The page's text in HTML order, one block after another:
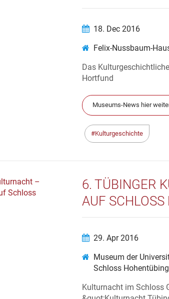
18. Dec 2016
Felix-Nussbaum-
Das
Hortfund
Museums-News hier
Kulturgeschichte
6. TÜBINGER
AUF
29. Apr 2016
Museum der
Schloss
Kulturnacht im Schloss